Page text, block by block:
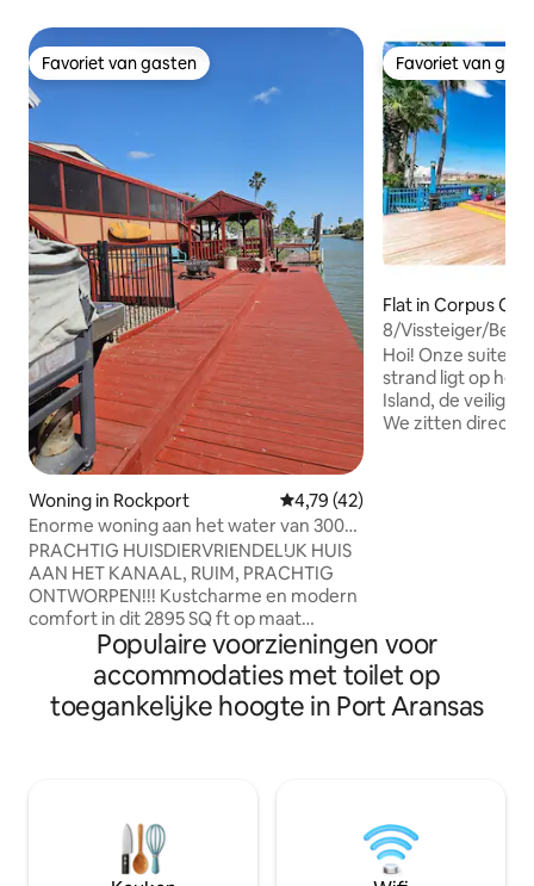
Favoriet van gasten
Favoriet van gasten
Woning in Rockport Gemiddelde beoordeling van
4,79 (42)
Enorme woning aan het water van 3000
vierkante voet
PRACHTIG HUISDIERVRIENDELIJK HUIS
AAN HET KANAAL, RUIM, PRACHTIG
ONTWORPEN!!! Kustcharme en modern
comfort in dit 2895 SQ ft op maat
gemaakte huis aan het kanaal. Met 5
slaapkamers, 3 badkamers, een
houtkachel, een tafelvoetbaltafel en
een hondenren biedt dit huis voldoende
achterveranda + buiten-tv en een
prieeltje met hangende schommel.
Privéterras, kajaks en aanlegsteiger
Favoriet van
Favoriet van
Flat in Corpus
8/Vissteiger/
grond/
Hoi! Onze suite met kingsize bed op het
strand ligt op het
Island, de
We zitten direct
opzichte van bars
genieten van dit
Populaire voorzieningen voor
accommodaties met toilet op
toegankelijke hoogte in Port Aransas